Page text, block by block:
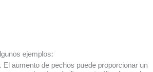
ejemplos:
aumento de pechos puede proporcionar un